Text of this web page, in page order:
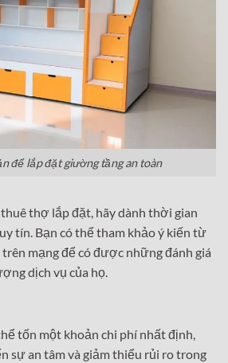
để lắp đặt giường tầng an toàn
thợ lắp đặt, hãy dành thời gian
tín. Bạn có thể tham khảo ý kiến từ
mạng để có được những đánh giá
dịch vụ của họ.
tốn một khoản chi phí nhất định,
sự an tâm và giảm thiểu rủi ro trong